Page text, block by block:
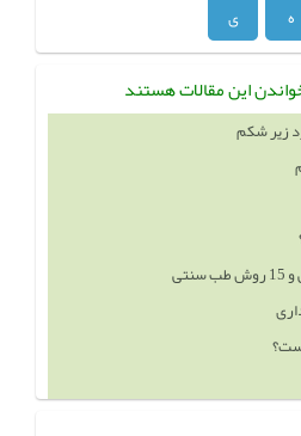
ه ی
این مقالات هستند
سينه ميشود